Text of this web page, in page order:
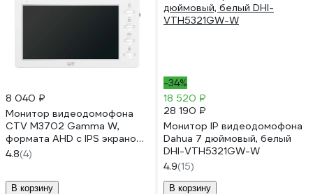
8 040 ₽
Монитор видеодомофона
CTV M3702 Gamma W,
формата AHD с IPS экраном
7, со встроенным
источником питания, белый
4.8(4)
В корзину
-34%
18 520 ₽
28 190 ₽
Монитор IP видеодомофона
Dahua 7 дюймовый, белый
DHI-VTH5321GW-W
4.9(15)
В корзину